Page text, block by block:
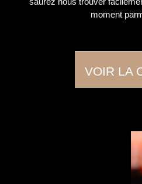
moment
VOIR LA